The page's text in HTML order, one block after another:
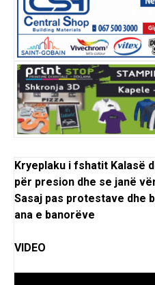
Kryeplaku i fshatit Kalasë
për presion dhe se janë
Sasaj pas protestave dhe
ana e banorëve
VIDEO